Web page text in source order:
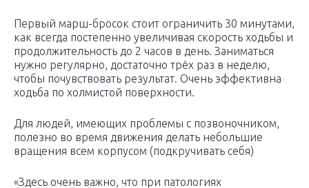
Первый марш-бросок стоит ограничить 30 минутами,
как всегда постепенно увеличивая скорость ходьбы и
продолжительность до 2 часов в день. Заниматься
нужно регулярно, достаточно трёх раз в неделю,
чтобы почувствовать результат. Очень эффективна
ходьба по холмистой поверхности.
Для людей, имеющих проблемы с позвоночником,
полезно во время движения делать небольшие
вращения всем корпусом (подкручивать себя)
«Здесь очень важно, что при патологиях